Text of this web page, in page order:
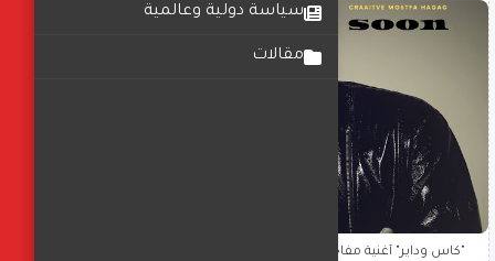
سياسة دولية وعالمية
مقالات
"كاس وداير" أغنية مفاجأة بصوت مصطفى حجاج ويطرحها قريبا